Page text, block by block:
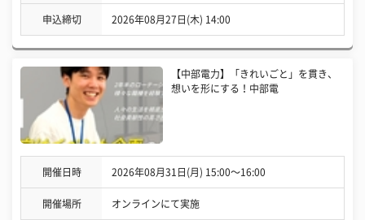
申込締切 2026年08月27日(木) 14:00
【中部電力】「きれいごと」を貫き、
想いを形にする！中部電
開催日時 2026年08月31日(月) 15:00〜16:00
開催場所 オンラインにて実施